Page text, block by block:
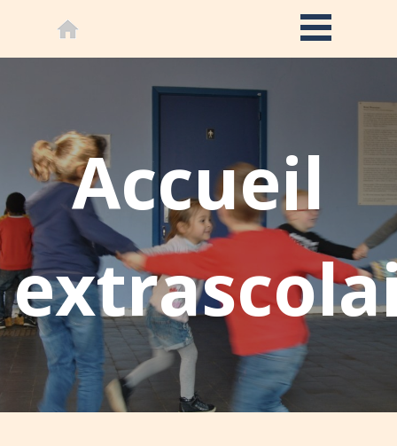
Accueil